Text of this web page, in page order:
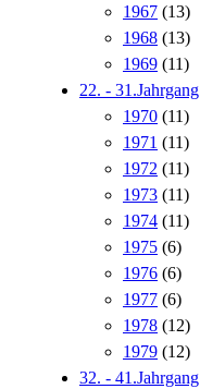
1967 (13)
1968 (13)
1969 (11)
22. - 31.Jahrgang
1970 (11)
1971 (11)
1972 (11)
1973 (11)
1974 (11)
1975 (6)
1976 (6)
1977 (6)
1978 (12)
1979 (12)
32. - 41.Jahrgang